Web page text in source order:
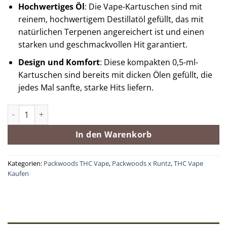
Hochwertiges Öl: Die Vape-Kartuschen sind mit
reinem, hochwertigem Destillatöl gefüllt, das mit
natürlichen Terpenen angereichert ist und einen
starken und geschmackvollen Hit garantiert.
Design und Komfort: Diese kompakten 0,5-ml-
Kartuschen sind bereits mit dicken Ölen gefüllt, die
jedes Mal sanfte, starke Hits liefern.
Packwoods x Runz (Sour Tangie) Menge
In den Warenkorb
Kategorien: Packwoods THC Vape, Packwoods x Runtz,THC Vape
Kaufen